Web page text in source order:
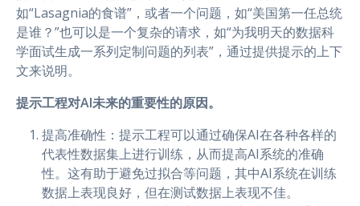
如“Lasagnia的食谱”，或者一个问题，如“美国第一任总统
是谁？”也可以是一个复杂的请求，如“为我明天的数据科
学面试生成一系列定制问题的列表”，通过提供提示的上下
文来说明。
提示工程对AI未来的重要性的原因。
提高准确性：提示工程可以通过确保AI在各种各样的
代表性数据集上进行训练，从而提高AI系统的准确
性。这有助于避免过拟合等问题，其中AI系统在训练
数据上表现良好，但在测试数据上表现不佳。